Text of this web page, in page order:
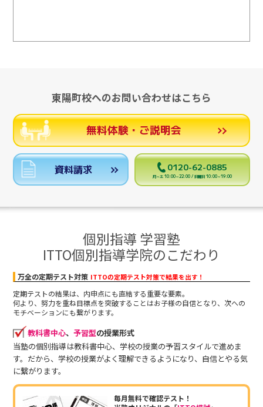
東陽町校へのお問い合わせはこちら
無料体験・ご説明会
資料請求 0120-62-0885
月～土 10:00～22:00 / 日曜日 10:00～19:00
個別指導 学習塾
ITTO個別指導学院のこだわり
万全の定期テスト対策 ITTOの定期テスト対策で結果を出す！
定期テストの結果は、内申点にも直結する重要な要素。
何より、努力を重ね目標点を突破することはお子様の自信となり、次への
モチベーションにも繋がります。
教科書中心、 予習型の授業形式
当塾の個別指導は教科書中心、学校の授業の予習スタイルで進めま
す。だから、学校の授業がよく理解できるようになり、自信とやる気
に繋がります。
毎月無料で確認テスト！